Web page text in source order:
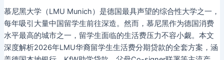
学
生
旅
游
慕尼黑大学（LMU Munich）是德国最具声望的综合性大学之一，
每年吸引大量中国留学生前往深造。然而，慕尼黑作为德国消费
水平最高的城市之一，留学生面临的生活费压力不容小觑。本文
深度解析2026年LMU华裔留学生生活费分期贷款的全套方案，涵